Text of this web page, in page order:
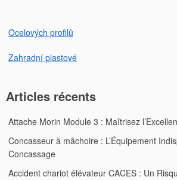
Ocelových profilů
Zahradní plastové
Articles récents
Attache Morin Module 3 : Maîtrisez
Concasseur à mâchoire : L’Équipement
Concassage
Accident chariot élévateur CACES : Un